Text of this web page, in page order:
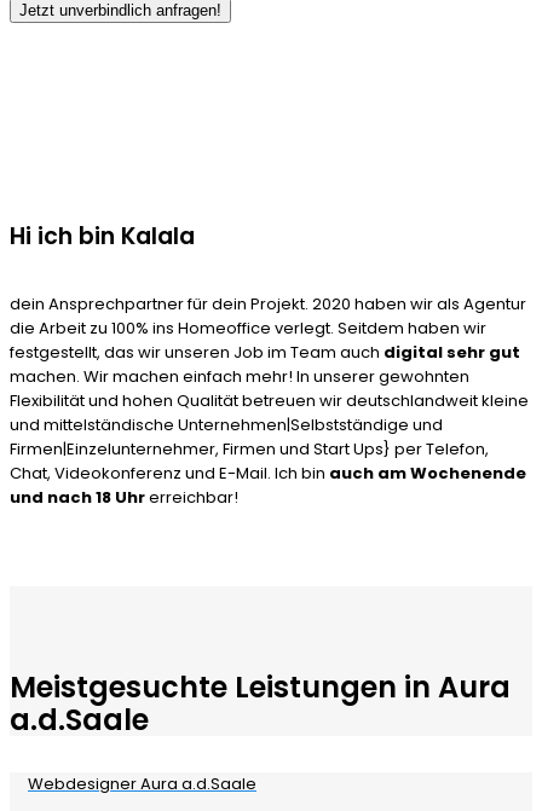
Jetzt unverbindlich anfragen!
Hi ich bin Kalala
dein Ansprechpartner für dein Projekt. 2020 haben wir als Agentur
die Arbeit zu 100% ins Homeoffice verlegt. Seitdem haben wir
festgestellt, das wir unseren Job im Team auch digital sehr gut
machen. Wir machen einfach mehr! In unserer gewohnten
Flexibilität und hohen Qualität betreuen wir deutschlandweit kleine
und mittelständische Unternehmen|Selbstständige und
Firmen|Einzelunternehmer, Firmen und Start Ups} per Telefon,
Chat, Videokonferenz und E-Mail. Ich bin auch am Wochenende
und nach 18 Uhrerreichbar!
Meistgesuchte Leistungen in Aura
a.d.Saale
Webdesigner Aura a.d.Saale